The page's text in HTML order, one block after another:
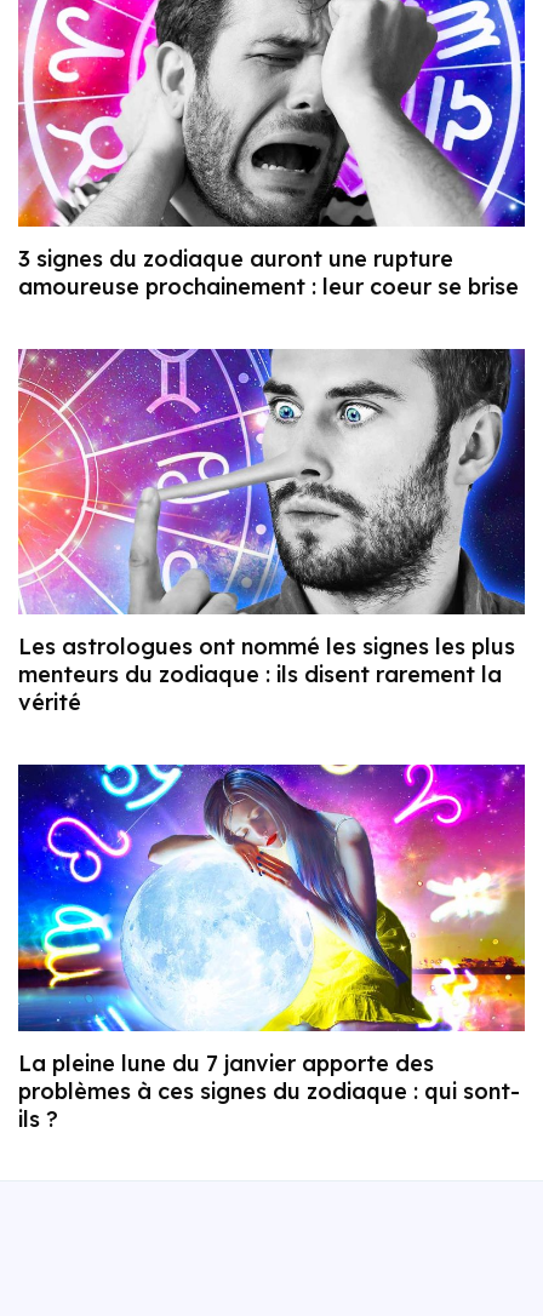
3 signes du zodiaque auront une rupture
amoureuse prochainement : leur coeur se brise
Les astrologues ont nommé les signes les plus
menteurs du zodiaque : ils disent rarement la
vérité
La pleine lune du 7 janvier apporte des
problèmes à ces signes du zodiaque : qui sont-
ils ?